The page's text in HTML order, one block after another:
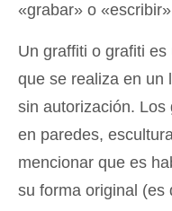
«grabar» o
Un graffiti o grafiti es
que se realiza en un
sin autorización.
en paredes,
mencionar que es
su forma original (es